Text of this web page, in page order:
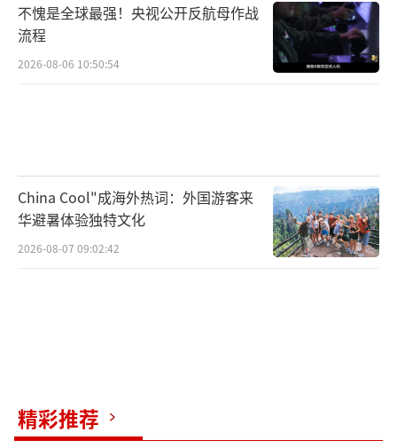
不愧是全球最强！央视公开反航母作战
流程
2026-08-06 10:50:54
China Cool"成海外热词：外国游客来
华避暑体验独特文化
2026-08-07 09:02:42
精彩推荐